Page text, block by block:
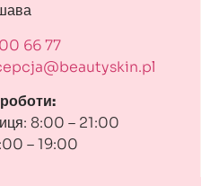
66 77
8:00 – 21:00
– 19:00